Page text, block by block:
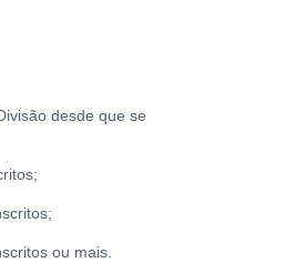
desde que se
ou mais.